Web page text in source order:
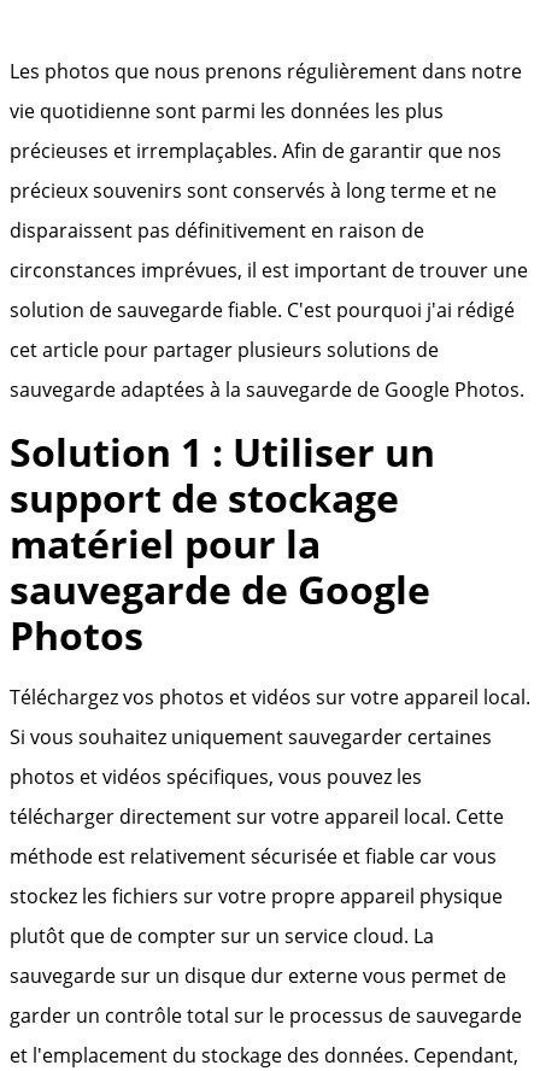
Les photos que nous prenons régulièrement dans notre
vie quotidienne sont parmi les données les plus
précieuses et irremplaçables. Afin de garantir que nos
précieux souvenirs sont conservés à long terme et ne
disparaissent pas définitivement en raison de
circonstances imprévues, il est important de trouver une
solution de sauvegarde fiable. C'est pourquoi j'ai rédigé
cet article pour partager plusieurs solutions de
sauvegarde adaptées à la sauvegarde de Google Photos.
Solution 1 : Utiliser un
support de stockage
matériel pour la
sauvegarde de Google
Photos
Téléchargez vos photos et vidéos sur votre appareil local.
Si vous souhaitez uniquement sauvegarder certaines
photos et vidéos spécifiques, vous pouvez les
télécharger directement sur votre appareil local. Cette
méthode est relativement sécurisée et fiable car vous
stockez les fichiers sur votre propre appareil physique
plutôt que de compter sur un service cloud. La
sauvegarde sur un disque dur externe vous permet de
garder un contrôle total sur le processus de sauvegarde
et l'emplacement du stockage des données. Cependant,